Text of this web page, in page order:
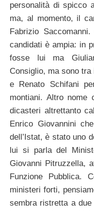
personalità di spicco
ma, al momento, il
Fabrizio
candidati è ampia: in
fosse lui ma
Consiglio, ma sono tra
e Renato Schifani
montiani. Altro nome
dicasteri altrettanto
Enrico Giovannini
dell’Istat, è stato uno
lui si parla del
Giovanni Pitruzzella,
Funzione Pubblica.
ministeri forti,
sembra ristretta a